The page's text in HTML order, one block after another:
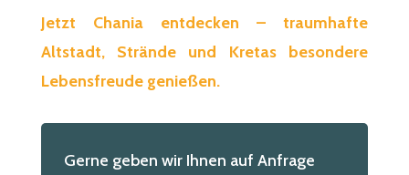
Jetzt Chania entdecken – traumhafte
Altstadt, Strände und Kretas besondere
Lebensfreude genießen.
Gerne geben wir Ihnen auf Anfrage